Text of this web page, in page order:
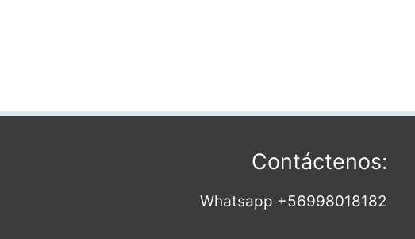
Contáctenos:
Whatsapp +56998018182